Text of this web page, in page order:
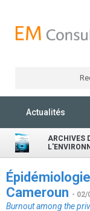
Actualités
ARCHIVES
Cameroun - 02/
Burnout among the